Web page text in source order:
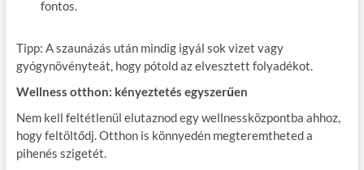
fontos.
Tipp: A szaunázás után mindig igyál sok vizet vagy
gyógynövényteát, hogy pótold az elvesztett folyadékot.
Wellness otthon: kényeztetés egyszerűen
Nem kell feltétlenül elutaznod egy wellnessközpontba ahhoz,
hogy feltöltődj. Otthon is könnyedén megteremtheted a
pihenés szigetét.